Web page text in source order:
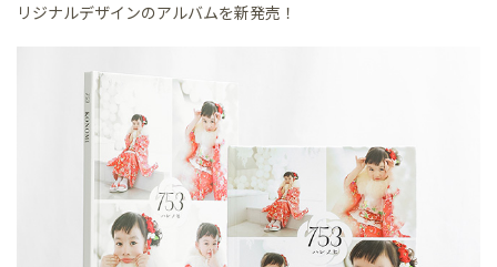
リジナルデザインのアルバムを新発売！